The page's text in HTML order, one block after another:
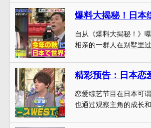
自从《爆料大揭秘！》
相亲的一群人在别墅里过
恋爱综艺节目在日本可
也通过观察主角的成长和